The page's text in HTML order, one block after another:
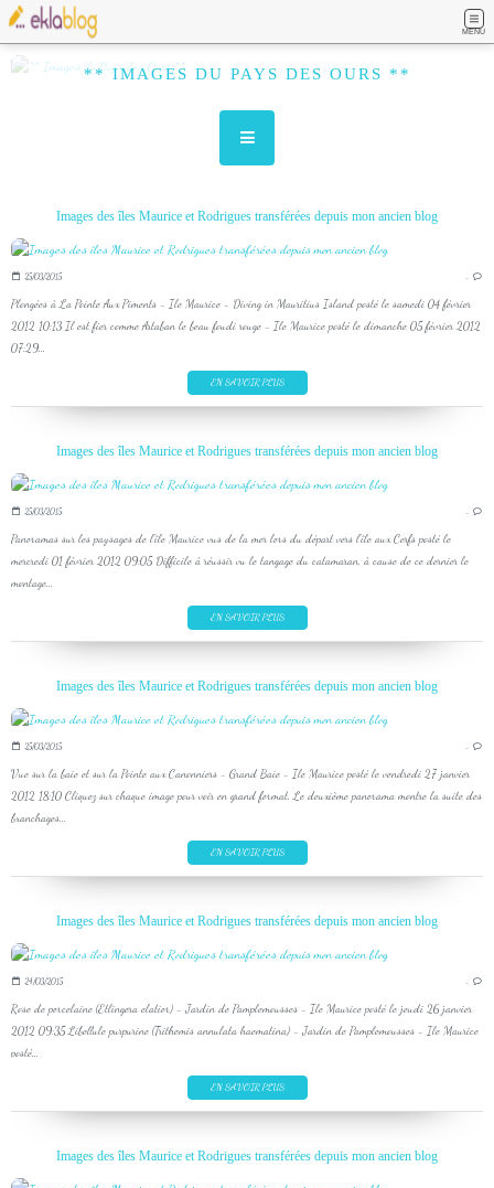
MENU
** IMAGES DU PAYS DES OURS **
Images des îles Maurice et Rodrigues transférées depuis mon ancien blog
25/03/2015 …
Plongées à La Pointe Aux Piments - Ile Maurice - Diving in Mauritius Island posté le samedi 04 février
2012 10:13 Il est fier comme Artaban le beau foudi rouge - Ile Maurice posté le dimanche 05 février 2012
07:29...
EN SAVOIR PLUS
Images des îles Maurice et Rodrigues transférées depuis mon ancien blog
25/03/2015 …
Panoramas sur les paysages de l'île Maurice vus de la mer lors du départ vers l'île aux Cerfs posté le
mercredi 01 février 2012 09:05 Difficile à réussir vu le tangage du catamaran, à cause de ce dernier le
montage...
EN SAVOIR PLUS
Images des îles Maurice et Rodrigues transférées depuis mon ancien blog
25/03/2015 …
Vue sur la baie et sur la Pointe aux Canonniers - Grand Baie - Ile Maurice posté le vendredi 27 janvier
2012 18:10 Cliquez sur chaque image pour voir en grand format. Le deuxième panorama montre la suite des
branchages...
EN SAVOIR PLUS
Images des îles Maurice et Rodrigues transférées depuis mon ancien blog
24/03/2015 …
Rose de porcelaine (Etlingera elatior) - Jardin de Pamplemousses - Ile Maurice posté le jeudi 26 janvier
2012 09:35 Libellule purpurine (Trithemis annulata haematina) - Jardin de Pamplemousses - Ile Maurice
posté...
EN SAVOIR PLUS
Images des îles Maurice et Rodrigues transférées depuis mon ancien blog